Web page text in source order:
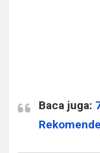
Baca juga: